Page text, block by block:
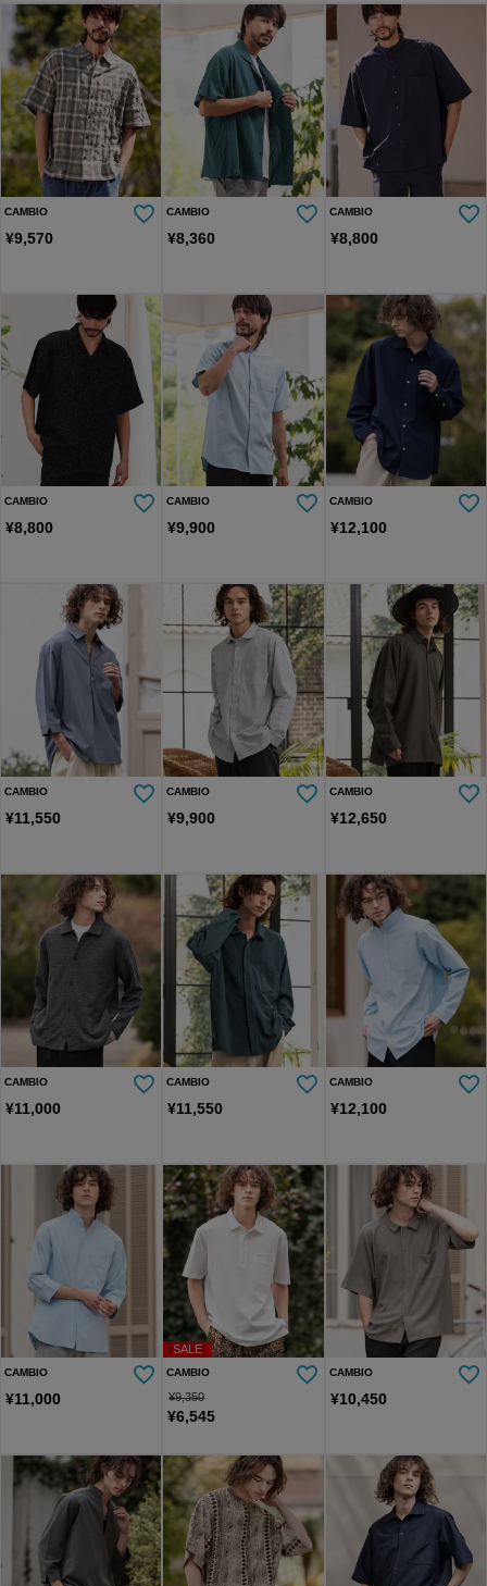
CAMBIO
¥9,570
CAMBIO
¥8,360
CAMBIO
¥8,800
CAMBIO
¥8,800
CAMBIO
¥9,900
CAMBIO
¥12,100
CAMBIO
¥11,550
CAMBIO
¥9,900
CAMBIO
¥12,650
CAMBIO
¥11,000
CAMBIO
¥11,550
CAMBIO
¥12,100
CAMBIO
¥11,000
SALE
CAMBIO
¥9,350
¥6,545
CAMBIO
¥10,450